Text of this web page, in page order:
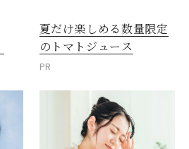
夏だけ楽しめる数量限定
のトマトジュース
PR